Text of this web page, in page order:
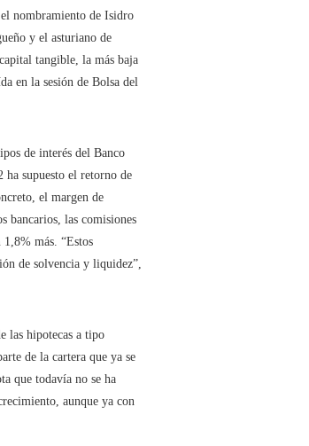
nombramiento de Isidro
y el asturiano de
tangible, la más baja
en la sesión de Bolsa del
de interés del Banco
supuesto el retorno de
el margen de
bancarios, las comisiones
más. “Estos
de solvencia y liquidez”,
las hipotecas a tipo
de la cartera que ya se
que todavía no se ha
aunque ya con